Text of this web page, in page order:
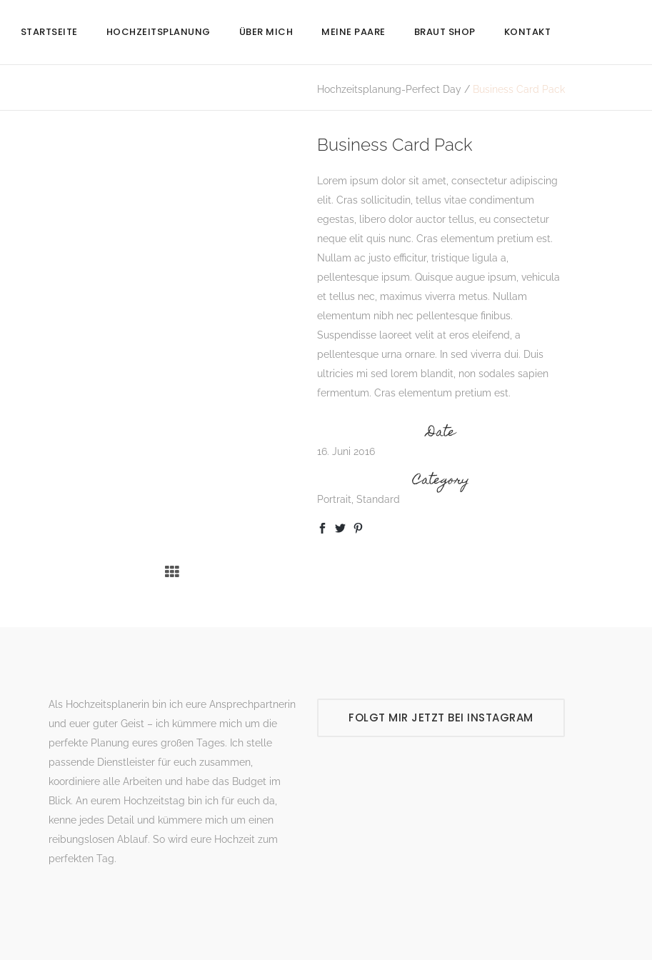
STARTSEITE HOCHZEITSPLANUNG ÜBER MICH MEINE PAARE BRAUT SHOP KONTAKT
Hochzeitsplanung-Perfect Day / Business Card Pack
Business Card Pack
Lorem ipsum dolor sit amet, consectetur adipiscing
elit. Cras sollicitudin, tellus vitae condimentum
egestas, libero dolor auctor tellus, eu consectetur
neque elit quis nunc. Cras elementum pretium est.
Nullam ac justo efficitur, tristique ligula a,
pellentesque ipsum. Quisque augue ipsum, vehicula
et tellus nec, maximus viverra metus. Nullam
elementum nibh nec pellentesque finibus.
Suspendisse laoreet velit at eros eleifend, a
pellentesque urna ornare. In sed viverra dui. Duis
ultricies mi sed lorem blandit, non sodales sapien
fermentum. Cras elementum pretium est.
Date
16. Juni 2016
Category
Portrait, Standard
Als Hochzeitsplanerin bin ich eure Ansprechpartnerin
und euer guter Geist – ich kümmere mich um die
perfekte Planung eures großen Tages. Ich stelle
passende Dienstleister für euch zusammen,
koordiniere alle Arbeiten und habe das Budget im
Blick. An eurem Hochzeitstag bin ich für euch da,
kenne jedes Detail und kümmere mich um einen
reibungslosen Ablauf. So wird eure Hochzeit zum
perfekten Tag.
FOLGT MIR JETZT BEI INSTAGRAM